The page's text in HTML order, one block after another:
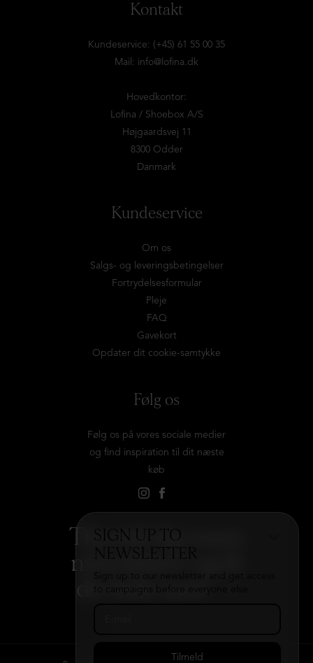
SIGN UP TO
Kontakt
Kundeservice: (+45) 61 55 00 35
Mail: info@lofina.dk
Hovedkontor:
Lofina / Shoebox A/S
Højgaardsvej 11
8300 Odder
Danmark
Kundeservice
Om os
Salgs- og leveringsbetingelser
Fortrydelsesformular
Pleje
FAQ
Gavekort
Opdater dit cookie-samtykke
Følg os
Følg os på vores sociale medier
og find inspiration til dit næste
køb
Tilmeld dig vores
nyhedsbrev og få